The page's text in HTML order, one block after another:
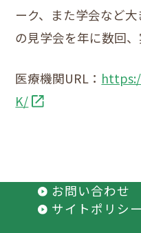
ーク、また学会など
の見学会を年に数回、
医療機関URL：
K/
お問い合わせ
サイトポリシー